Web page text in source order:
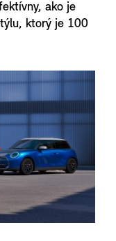
ako je
ktorý je 100